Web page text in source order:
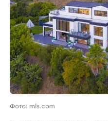
Фото: mls.com